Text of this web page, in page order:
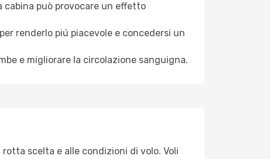
cabina può provocare un effetto
renderlo piú piacevole e concedersi un
e migliorare la circolazione sanguigna.
scelta e alle condizioni di volo. Voli